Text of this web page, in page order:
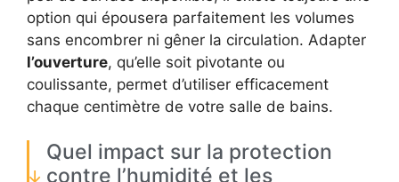
option qui épousera parfaitement les volumes
sans encombrer ni gêner la circulation. Adapter
l’ouverture, qu’elle soit pivotante ou
coulissante, permet d’utiliser efficacement
chaque centimètre de votre salle de bains.
Quel impact sur la protection
contre l’humidité et les